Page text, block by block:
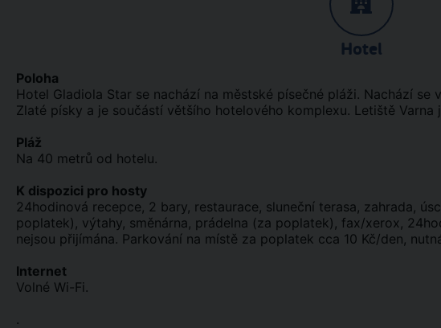
Hotel
Poloha
Hotel Gladiola Star se nachází na městské písečné pláži. Nachází
Zlaté písky a je součástí většího hotelového komplexu. Letiště Varna
Pláž
Na 40 metrů od hotelu.
K dispozici pro hosty
24hodinová recepce, 2 bary, restaurace, sluneční terasa, zahrada,
poplatek), výtahy, směnárna, prádelna (za poplatek), fax/xerox,
nejsou přijímána. Parkování na místě za poplatek cca 10 Kč/den,
Internet
Volné Wi-Fi.
.